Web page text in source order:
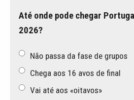
Até onde pode chegar
2026?
Não passa da fase de grupos
Chega aos 16 avos de final
Vai até aos «oitavos»